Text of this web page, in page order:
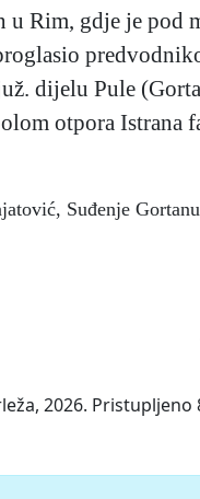
Rim, gdje je pod
dijelu Pule
otpora Istrana
Suđenje
2026. Pristupljeno